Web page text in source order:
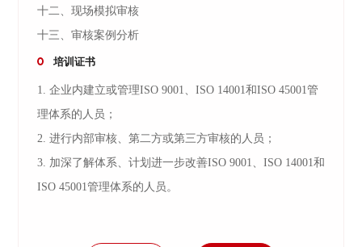
十二、现场模拟审核
十三、审核案例分析
培训证书
1. 企业内建立或管理ISO 9001、ISO 14001和ISO 45001管
理体系的人员；
2. 进行内部审核、第二方或第三方审核的人员；
3. 加深了解体系、计划进一步改善ISO 9001、ISO 14001和
ISO 45001管理体系的人员。